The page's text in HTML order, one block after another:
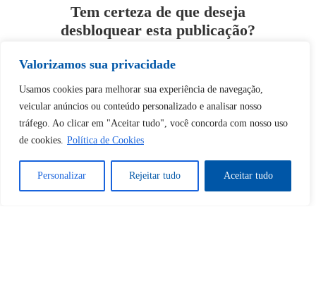
Valorizamos sua privacidade
Usamos cookies para melhorar sua experiência de navegação,
veicular anúncios ou conteúdo personalizado e analisar nosso
tráfego. Ao clicar em "Aceitar tudo", você concorda com nosso uso
de cookies. Política de Cookies
Personalizar Rejeitar tudo Aceitar tudo
Tem certeza de que deseja
desbloquear esta publicação?
Desbloquear esquerda : 0
Sim Não